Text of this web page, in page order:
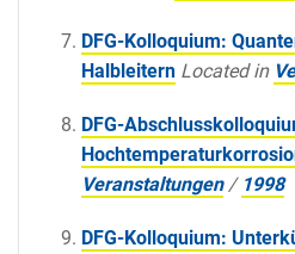
DFG-Kolloquium:
Halbleitern Located in
DFG-
Veranstaltungen / 1998
DFG-Kolloquium: